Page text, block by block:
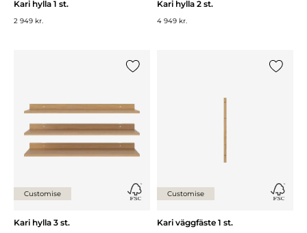
Kari hylla 1 st.
2 949 kr.
Kari hylla 2 st.
4 949 kr.
Customise
Kari hylla 3 st.
Customise
Kari väggfäste 1 st.